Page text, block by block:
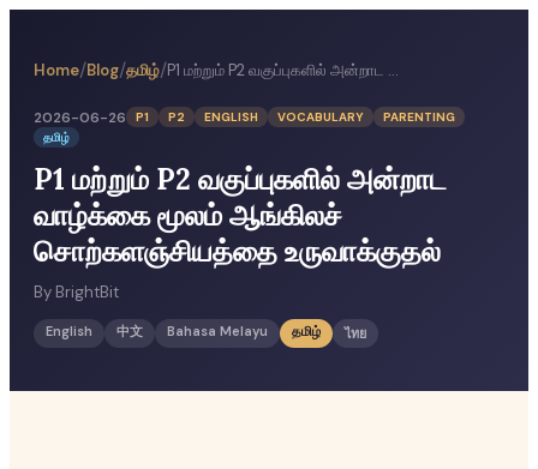
Home/Blog/தமிழ்/ P1 மற்றும் P2 வகுப்புகளில் அன்றாட வாழ்க்கை மூலம் ஆங்கிலச் சொற்களஞ்சியத்தை உருவாக்குதல்
2026-06-26 P1 P2 ENGLISH VOCABULARY
PARENTING
தமிழ்
P1 மற்றும் P2 வகுப்புகளில் அன்றாட
வாழ்க்கை மூலம் ஆங்கிலச்
சொற்களஞ்சியத்தை உருவாக்குதல்
By BrightBit
English 中文 Bahasa Melayu தமிழ் ไทย